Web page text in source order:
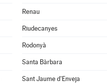
Renau
Riudecanyes
Rodonyà
Santa Bàrbara
Sant Jaume d'Enveja